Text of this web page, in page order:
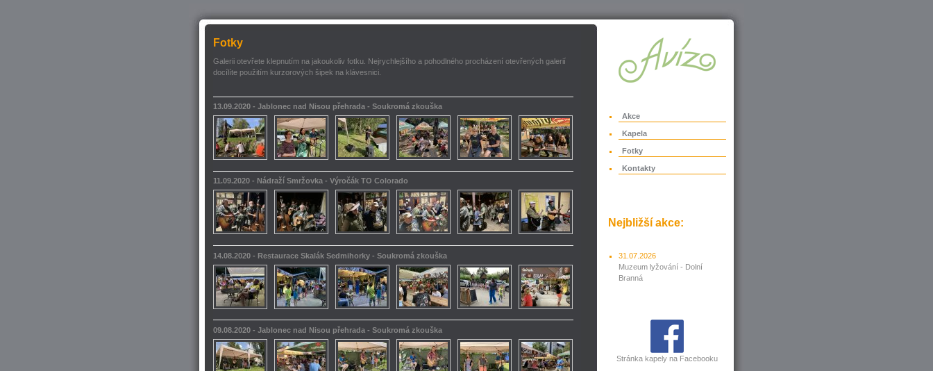
Akce
Kapela
Fotky
Kontakty
Nejbližší akce:
31.07.2026
Muzeum lyžování - Dolní
Branná
Stránka kapely na Facebooku
Fotky
Galerii otevřete klepnutím na jakoukoliv fotku. Nejrychlejšího a pohodlného procházení otevřených galerií
docílíte použitím kurzorových šipek na klávesnici.
13.09.2020 - Jablonec nad Nisou přehrada - Soukromá zkouška
11.09.2020 - Nádraží Smržovka - Výročák TO Colorado
14.08.2020 - Restaurace Skalák Sedmihorky - Soukromá zkouška
09.08.2020 - Jablonec nad Nisou přehrada - Soukromá zkouška